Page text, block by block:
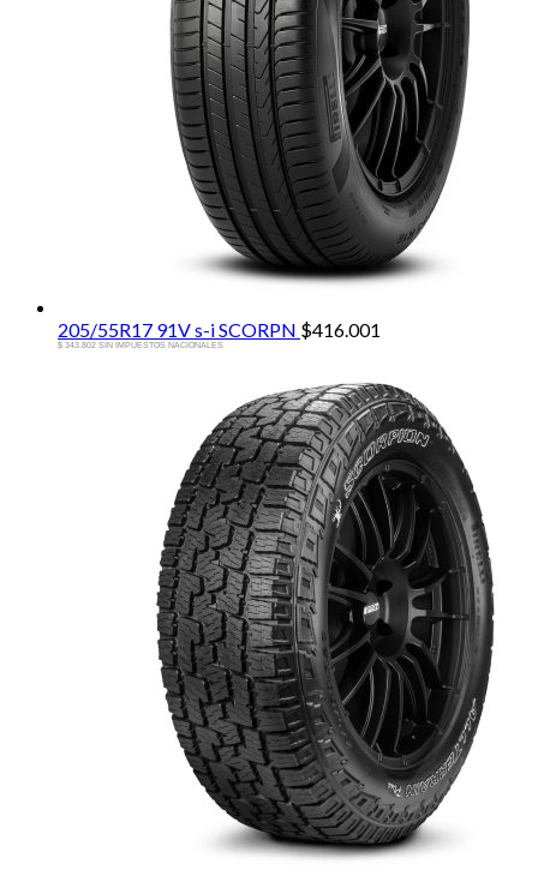
205/55R17 91V s-i SCORPN $416.001
$ 343.802 SIN IMPUESTOS NACIONALES